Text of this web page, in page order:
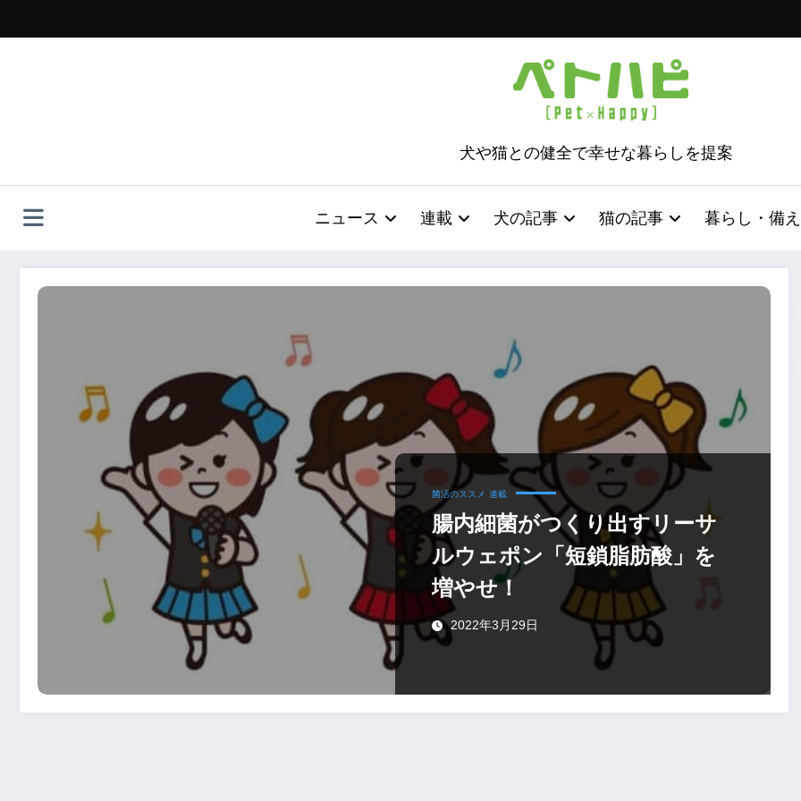
ッ
犬や猫との健全で幸せな暮らしを提案
ニュース 連載 犬の記事 猫の記事 暮らし・備え
菌活のススメ 連載
腸内細菌がつくり出すリーサ
ルウェポン「短鎖脂肪酸」を
増やせ！
2022年3月29日